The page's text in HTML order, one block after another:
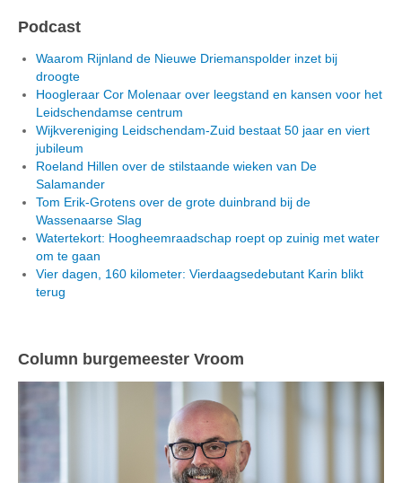
Podcast
Waarom Rijnland de Nieuwe Driemanspolder inzet bij
droogte
Hoogleraar Cor Molenaar over leegstand en kansen voor het
Leidschendamse centrum
Wijkvereniging Leidschendam-Zuid bestaat 50 jaar en viert
jubileum
Roeland Hillen over de stilstaande wieken van De
Salamander
Tom Erik-Grotens over de grote duinbrand bij de
Wassenaarse Slag
Watertekort: Hoogheemraadschap roept op zuinig met water
om te gaan
Vier dagen, 160 kilometer: Vierdaagsedebutant Karin blikt
terug
Column burgemeester Vroom